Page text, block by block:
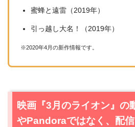
蜜蜂と遠雷（2019年）
引っ越し大名！（2019年）
※2020年4月の新作情報です。
映画『3月のライオン』
やPandoraではなく、配